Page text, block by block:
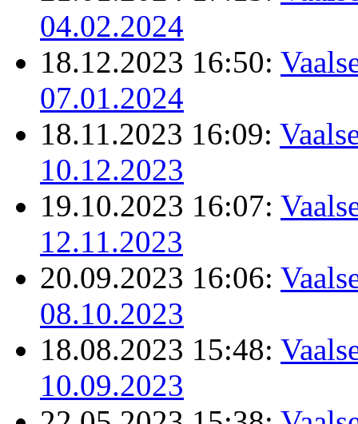
04.02.2024
18.12.2023 16:50:
07.01.2024
18.11.2023 16:09:
10.12.2023
19.10.2023 16:07:
12.11.2023
20.09.2023 16:06:
08.10.2023
18.08.2023 15:48:
10.09.2023